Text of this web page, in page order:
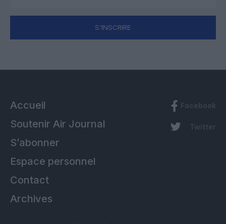
S'INSCRIRE
Accueil
Soutenir Air Journal
S’abonner
Espace personnel
Contact
Archives